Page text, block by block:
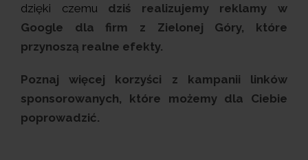
dzięki czemu dziś realizujemy reklamy w
Google dla firm z Zielonej Góry, które
przynoszą realne efekty.
Poznaj więcej korzyści z kampanii linków
sponsorowanych, które możemy dla Ciebie
poprowadzić.